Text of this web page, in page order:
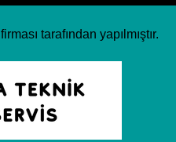
firması tarafından yapılmıştır.